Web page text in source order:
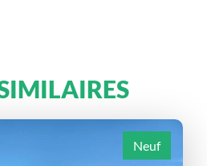
Neuf